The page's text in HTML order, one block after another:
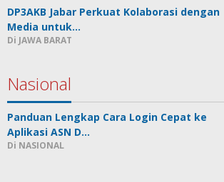
DP3AKB Jabar Perkuat Kolaborasi dengan
Media untuk…
Di JAWA BARAT
Nasional
Panduan Lengkap Cara Login Cepat ke
Aplikasi ASN D…
Di NASIONAL